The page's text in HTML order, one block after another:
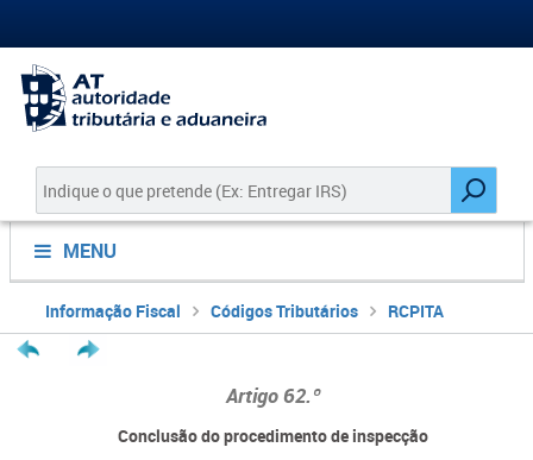
MENU
Informação Fiscal Códigos Tributários RCPITA
Artigo 62.º
Conclusão do procedimento de inspecção